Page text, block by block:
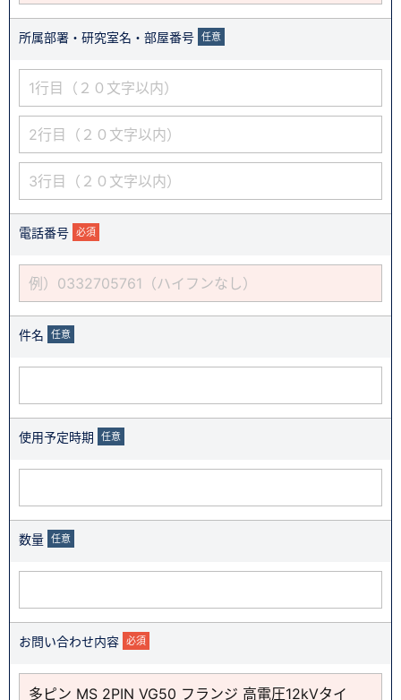
所属部署・研究室名・部屋番号 任意
電話番号 必須
件名 任意
使用予定時期 任意
数量 任意
お問い合わせ内容 必須